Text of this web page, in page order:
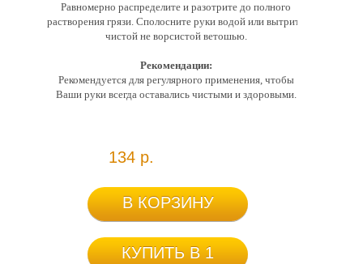
Равномерно распределите и разотрите до полного
растворения грязи. Сполосните руки водой или вытрите
чистой не ворсистой ветошью.
Рекомендации:
Рекомендуется для регулярного применения, чтобы
Ваши руки всегда оставались чистыми и здоровыми.
134 р.
В КОРЗИНУ
КУПИТЬ В 1